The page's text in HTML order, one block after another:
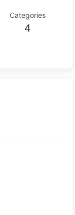
Categories
4